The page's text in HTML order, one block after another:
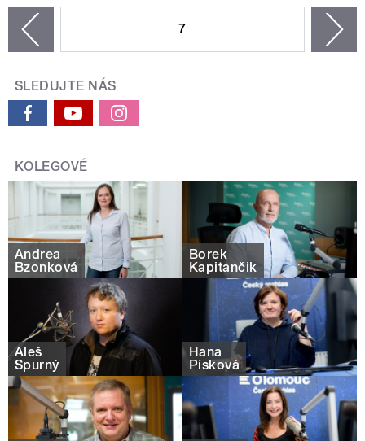
7
SLEDUJTE NÁS
KOLEGOVÉ
Andrea
Bzonková
Borek
Kapitančik
Aleš
Spurný
Hana
Písková